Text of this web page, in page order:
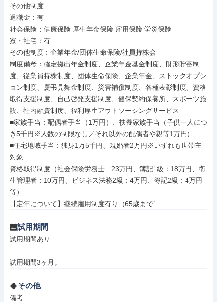
その他制度
退職金：有
社会保険：健康保険 厚生年金保険 雇用保険 労災保険
寮・社宅：有
その他制度：企業年金/団体生命保険/社員持株会
制度備考：確定拠出年金制度、企業年金基金制度、財形貯蓄制
度、従業員持株制度、団体生命保険、企業年金、ストックオプシ
ョン制度、慶弔見舞金制度、災害補償制度、各種表彰制度、資格
取得支援制度、自己啓発支援制度、健保契約保養所、スポーツ施
設、社内融資制度、福利厚生アウトソーシングサービス
■家族手当：配偶者手当（1万円）、扶養家族手当（子供一人につ
き5千円※人数の制限なし／それ以外の配偶者や親等1万円）
■住宅地域手当：独身1万5千円、既婚者2万円※いずれも世帯主
対象
資格取得制度（社会保険労務士：23万円、簿記1級：18万円、衛
生管理者：10万円、ビジネス法務2級：4万円、簿記2級：4万円
等）
【定年について】継続雇用制度有り（65歳まで）
試用期間
試用期間あり
試用期間3ヶ月。
その他
備考